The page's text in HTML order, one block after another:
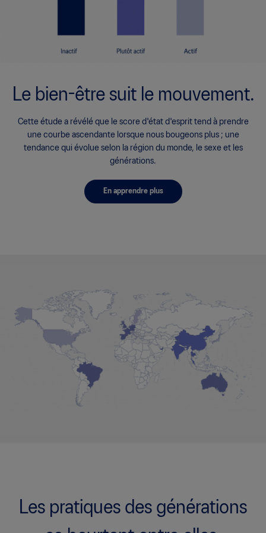
Le bien-être suit le mouvement.
Cette étude a révélé que le score d'état d'esprit tend à prendre
une courbe ascendante lorsque nous bougeons plus ; une
tendance qui évolue selon la région du monde, le sexe et les
générations.
En apprendre plus
Les pratiques des générations